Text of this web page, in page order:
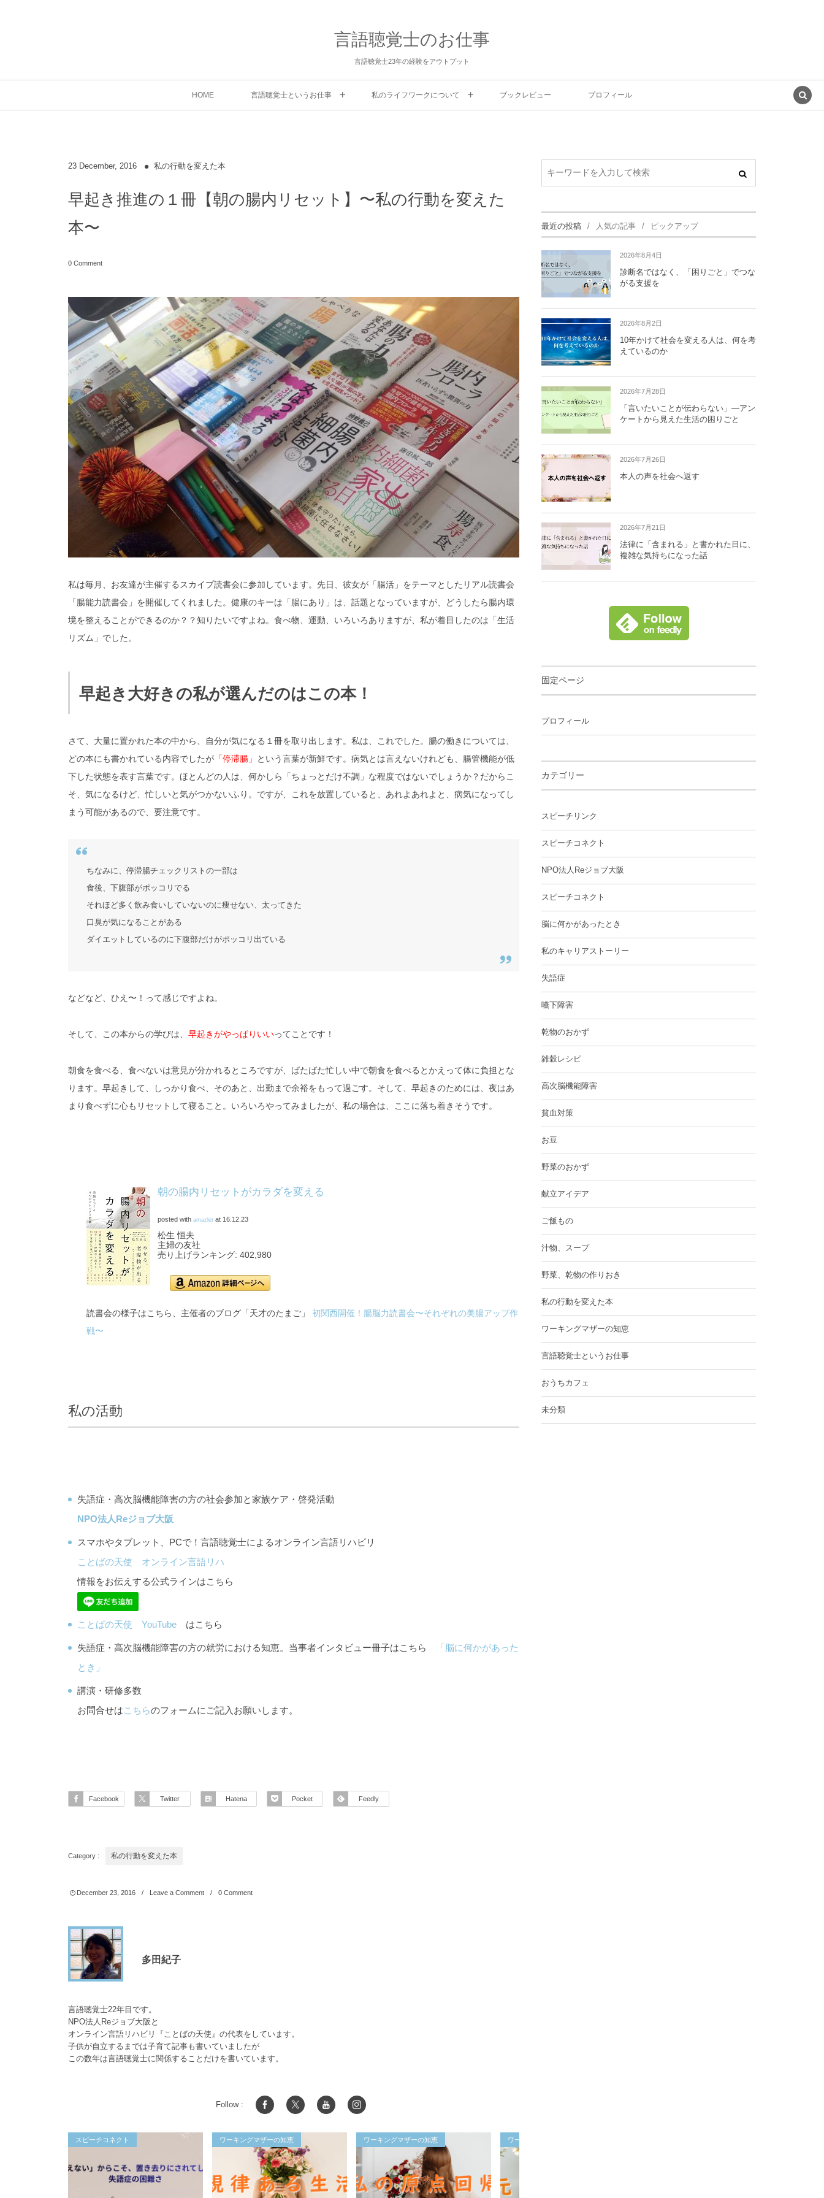
言語聴覚士のお仕事
言語聴覚士23年の経験をアウトプット
HOME 言語聴覚士というお仕事 私のライフワークについて ブックレビュー プロフィール
23 December, 2016 私の行動を変えた本
早起き推進の１冊【朝の腸内リセット】〜私の行動を変えた
本〜
0 Comment
私は毎月、お友達が主催するスカイプ読書会に参加しています。先日、彼女が「腸活」をテーマとしたリアル読書会
「腸能力読書会」を開催してくれました。健康のキーは「腸にあり」は、話題となっていますが、どうしたら腸内環
境を整えることができるのか？？知りたいですよね。食べ物、運動、いろいろありますが、私が着目したのは「生活
リズム」でした。
早起き大好きの私が選んだのはこの本！
さて、大量に置かれた本の中から、自分が気になる１冊を取り出します。私は、これでした。腸の働きについては、
どの本にも書かれている内容でしたが 「停滞腸」
という言葉が新鮮です。病気とは言えないけれども、腸管機能が低
下した状態を表す言葉です。ほとんどの人は、何かしら「ちょっとだけ不調」な程度ではないでしょうか？だからこ
そ、気になるけど、忙しいと気がつかないふり。ですが、これを放置していると、あれよあれよと、病気になってし
まう可能があるので、要注意です。
ちなみに、停滞腸チェックリストの一部は
食後、下腹部がポッコリでる
それほど多く飲み食いしていないのに痩せない、太ってきた
口臭が気になることがある
ダイエットしているのに下腹部だけがポッコリ出ている
などなど、ひえ〜！って感じですよね。
そして、この本からの学びは、 早起きがやっぱりいいってことです！
朝食を食べる、食べないは意見が分かれるところですが、ばたばた忙しい中で朝食を食べるとかえって体に負担とな
ります。早起きして、しっかり食べ、そのあと、出勤まで余裕をもって過ごす。そして、早起きのためには、夜はあ
まり食べずに心もリセットして寝ること。いろいろやってみましたが、私の場合は、ここに落ち着きそうです。
朝の腸内リセットがカラダを変える
posted with amazlet at 16.12.23
松生 恒夫
主婦の友社
売り上げランキング: 402,980
Amazon.co.jpで詳細を見
読書会の様子はこちら、主催者のブログ「天才のたまご」 初関西開催！腸脳力読書会〜それぞれの美腸アップ作
戦〜
私の活動
失語症・高次脳機能障害の方の社会参加と家族ケア・啓発活動
NPO法人Reジョブ大阪
スマホやタブレット、PCで！言語聴覚士によるオンライン言語リハビリ
ことばの天使 オンライン言語リハ
情報をお伝えする公式ラインはこちら
ことばの天使 YouTube はこちら
失語症・高次脳機能障害の方の就労における知恵。当事者インタビュー冊子はこちら
「脳に何かがあった
とき」
講演・研修多数
お問合せはこちらのフォームにご記入お願いします。
Facebook Twitter Hatena Pocket Feedly
Category : 私の行動を変えた本
December 23 ,2016 Leave a Comment 0 Comment
多田紀子
言語聴覚士22年目です。
NPO法人Reジョブ大阪と
オンライン言語リハビリ『ことばの天使』の代表をしています。
子供が自立するまでは子育て記事も書いていましたが
この数年は言語聴覚士に関係することだけを書いています。
Follow :
スピーチコネクト ワーキングマザーの知恵 ワーキングマザーの知恵 ワーキングマザーの知恵
最近の投稿 人気の記事 ピックアップ
2026年8月4日
診断名ではなく、「困りごと」でつな
がる支援を
2026年8月2日
10年かけて社会を変える人は、何を考
えているのか
2026年7月28日
「言いたいことが伝わらない」―アン
ケートから見えた生活の困りごと
2026年7月26日
本人の声を社会へ返す
2026年7月21日
法律に「含まれる」と書かれた日に、
複雑な気持ちになった話
固定ページ
プロフィール
カテゴリー
スピーチリンク
スピーチコネクト
NPO法人Reジョブ大阪
スピーチコネクト
脳に何かがあったとき
私のキャリアストーリー
失語症
嚥下障害
乾物のおかず
雑穀レシピ
高次脳機能障害
貧血対策
お豆
野菜のおかず
献立アイデア
ご飯もの
汁物、スープ
野菜、乾物の作りおき
私の行動を変えた本
ワーキングマザーの知恵
言語聴覚士というお仕事
おうちカフェ
未分類